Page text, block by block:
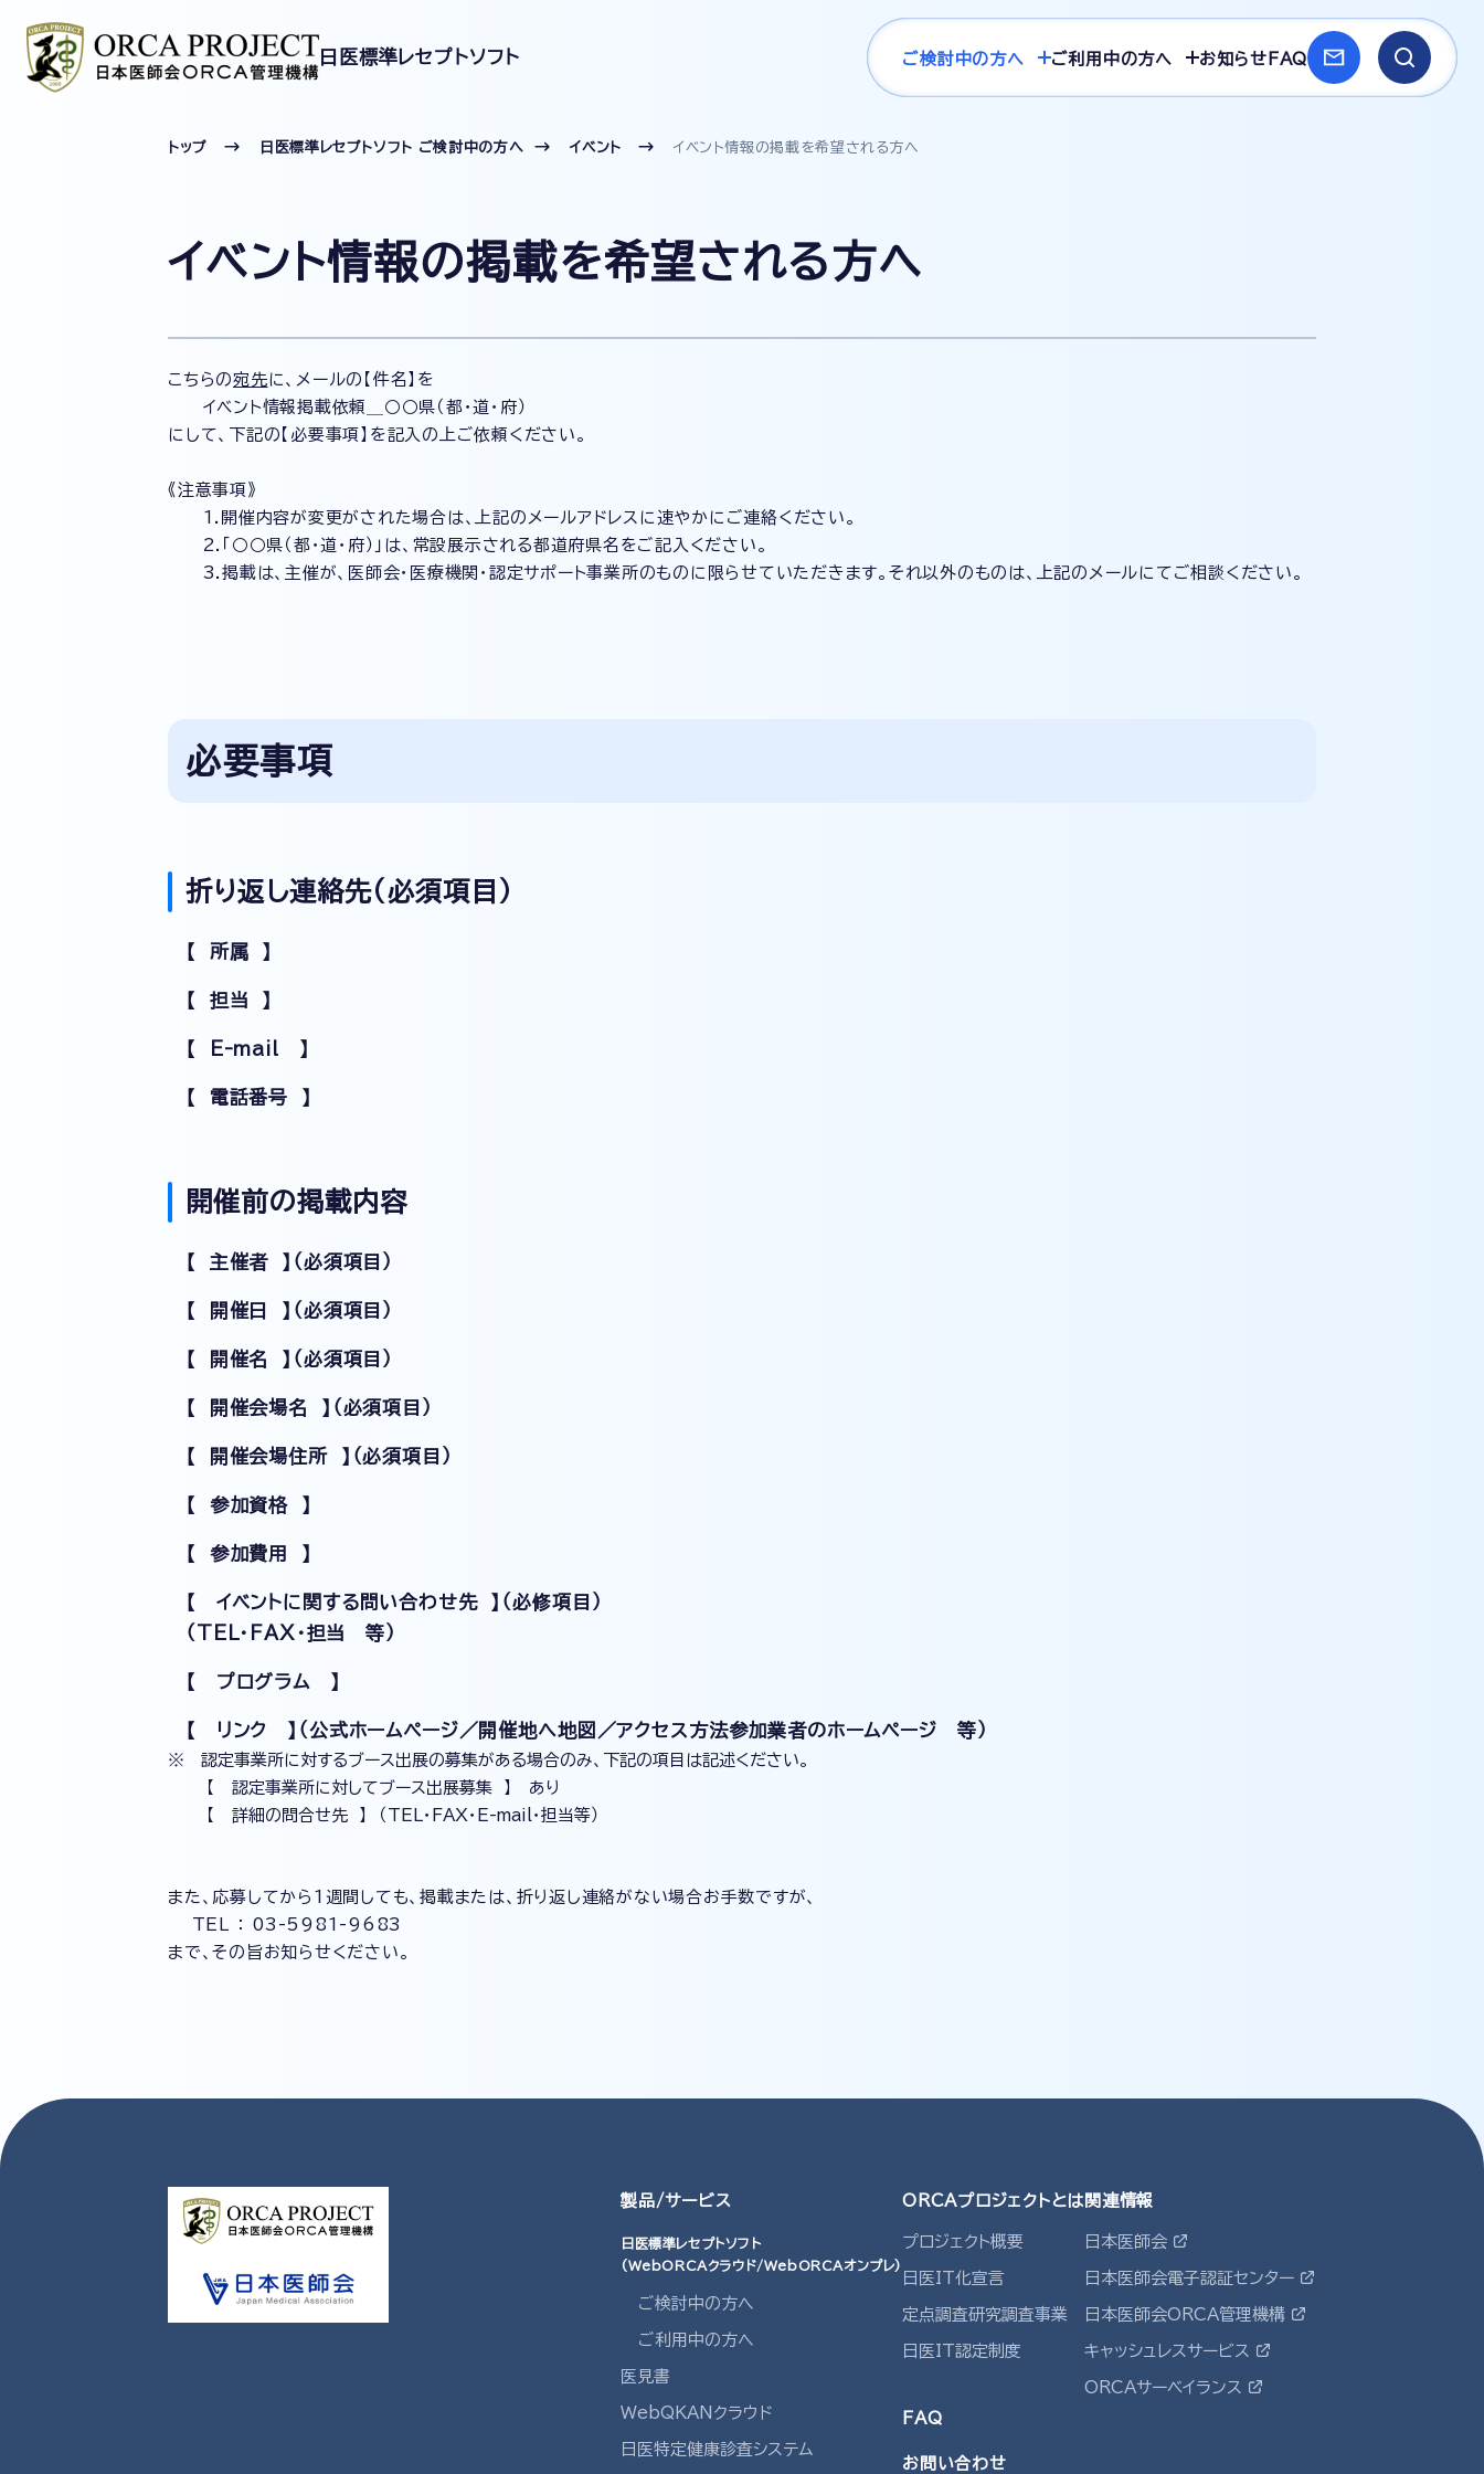
日医標準レセプトソフト ご検討中の方へ ご利用中の方へ お知らせ FAQ
トップ 日医標準レセプトソフト ご検討中の方へ イベント イベント情報の掲載を希望される方へ
イベント情報の掲載を希望される方へ
こちらの宛先に、メールの【件名】を
イベント情報掲載依頼＿○○県（都・道・府）
にして、下記の【必要事項】を記入の上ご依頼ください。
《注意事項》
1.開催内容が変更がされた場合は、上記のメールアドレスに速やかにご連絡ください。
2.「○○県（都・道・府）」は、常設展示される都道府県名をご記入ください。
3.掲載は、主催が、医師会・医療機関・認定サポート事業所のものに限らせていただきます。それ以外のものは、上記のメールにてご相談ください。
必要事項
折り返し連絡先（必須項目）
【 所属 】
【 担当 】
【 E-mail 】
【 電話番号 】
開催前の掲載内容
【 主催者 】（必須項目）
【 開催日 】（必須項目）
【 開催名 】（必須項目）
【 開催会場名 】（必須項目）
【 開催会場住所 】（必須項目）
【 参加資格 】
【 参加費用 】
【 イベントに関する問い合わせ先 】（必修項目）
（TEL・FAX・担当 等）
【 プログラム 】
【 リンク 】（公式ホームページ／開催地へ地図／アクセス方法参加業者のホームページ 等）
※ 認定事業所に対するブース出展の募集がある場合のみ、下記の項目は記述ください。
【 認定事業所に対してブース出展募集 】 あり
【 詳細の問合せ先 】 （TEL・FAX・E-mail・担当等）
また、応募してから1週間しても、掲載または、折り返し連絡がない場合お手数ですが、
TEL ： 03-5981-9683
まで、その旨お知らせください。
製品/サービス
日医標準レセプトソフト
(WebORCAクラウド/WebORCAオンプレ)
ご検討中の方へ
ご利用中の方へ
医見書
WebQKANクラウド
日医特定健康診査システム
ORCAプロジェクトとは
プロジェクト概要
日医IT化宣言
定点調査研究調査事業
日医IT認定制度
FAQ
お問い合わせ
関連情報
日本医師会
日本医師会電子認証センター
日本医師会ORCA管理機構
キャッシュレスサービス
ORCAサーベイランス